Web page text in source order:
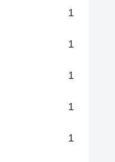
1
1
1
1
1